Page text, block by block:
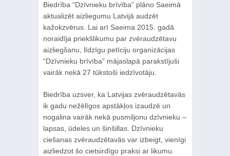
Biedrība “Dzīvnieku brīvība” plāno Saeimā
aktualizēt aizliegumu Latvijā audzēt
kažokzvērus. Lai arī Saeima 2015. gadā
noraidīja priekšlikumu par zvēraudzētavu
aizliegšanu, līdzīgu petīciju organizācijas
“Dzīvnieku brīvība” mājaslapā parakstījuši
vairāk nekā 27 tūkstoši iedzīvotāju.
Biedrība uzsver, ka Latvijas zvēraudzētavās
ik gadu nežēlīgos apstākļos izaudzē un
nogalina vairāk nekā pusmiljonu dzīvnieku –
lapsas, ūdeles un šinšillas. Dzīvnieku
ciešanas zvēraudzētavās var izbeigt, vienīgi
aizliedzot šo cietsirdīgo praksi ar likumu.